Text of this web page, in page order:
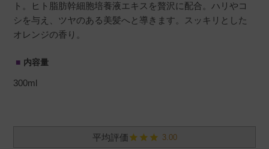
ト。ヒト脂肪幹細胞培養液エキスを贅沢に配合。ハリやコ
シを与え、ツヤのある美髪へと導きます。スッキリとした
オレンジの香り。
内容量
300ml
3.00